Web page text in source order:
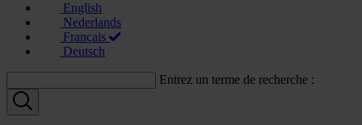
English
Nederlands
Français
Deutsch
Entrez un terme de recherche :